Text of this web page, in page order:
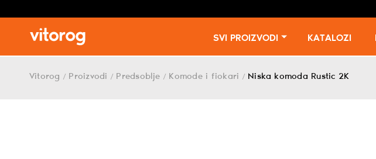
SVI PROIZVODI KATALOZI
Vitorog / Proizvodi / Predsoblje / Komode i fiokari / Niska komoda Rustic 2K